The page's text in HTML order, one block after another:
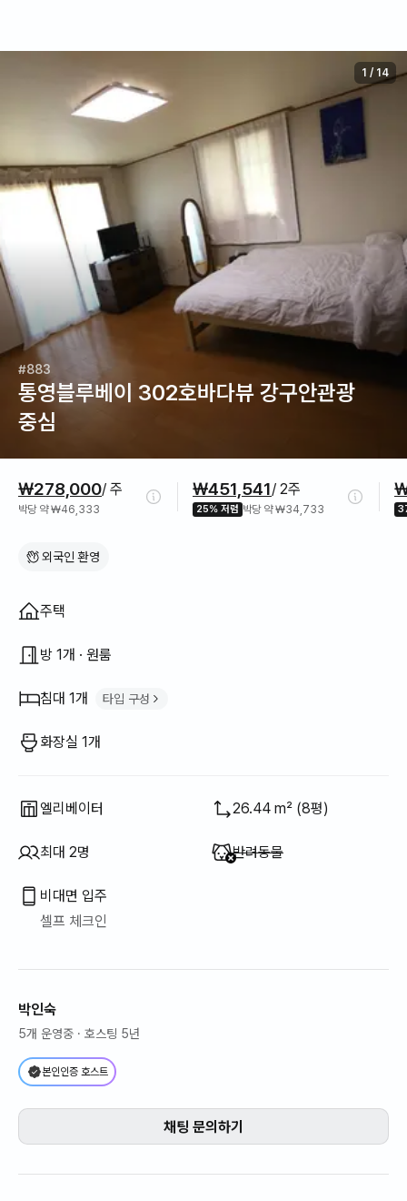
#883
통영블루베이 302호바다뷰 강구안관광
중심
1 / 14
₩278,000/ 주
박당 약 ₩46,333
₩451,541/ 2주
25% 저렴 박당 약 ₩34,733
외국인 환영
집 구조
주택
방 1개 · 원룸
침대 1개 타입 구성
화장실 1개
엘리베이터 26.44 m² (8평)
최대 2명 이용 불가
반려동물
비대면 입주
셀프 체크인
박인숙
5개 운영중 · 호스팅 5년
본인인증 호스트
채팅 문의하기